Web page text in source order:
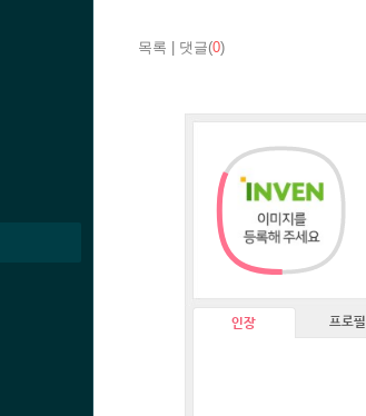
목록 댓글(0)
인장 프로필